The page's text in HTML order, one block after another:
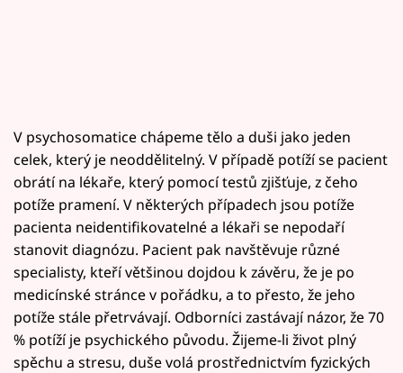
V psychosomatice chápeme tělo a duši jako jeden
celek, který je neoddělitelný. V případě potíží se pacient
obrátí na lékaře, který pomocí testů zjišťuje, z čeho
potíže pramení. V některých případech jsou potíže
pacienta neidentifikovatelné a lékaři se nepodaří
stanovit diagnózu. Pacient pak navštěvuje různé
specialisty, kteří většinou dojdou k závěru, že je po
medicínské stránce v pořádku, a to přesto, že jeho
potíže stále přetrvávají. Odborníci zastávají názor, že 70
% potíží je psychického původu. Žijeme-li život plný
spěchu a stresu, duše volá prostřednictvím fyzických